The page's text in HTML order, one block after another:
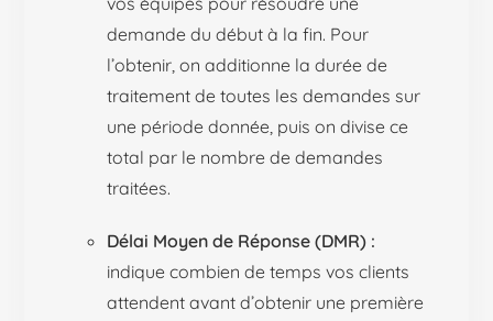
demande du début à la fin. Pour
l’obtenir, on additionne la durée de
traitement de toutes les demandes sur
une période donnée, puis on divise ce
total par le nombre de demandes
traitées.
Délai Moyen de Réponse (DMR) :
indique combien de temps vos clients
attendent avant d’obtenir une première